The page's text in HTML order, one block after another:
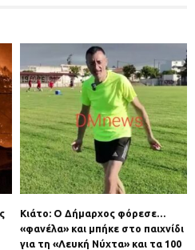
Κιάτο: Ο Δήμαρχος φόρεσε…
«φανέλα» και μπήκε στο παιχνίδι
για τη «Λευκή Νύχτα» και τα 100